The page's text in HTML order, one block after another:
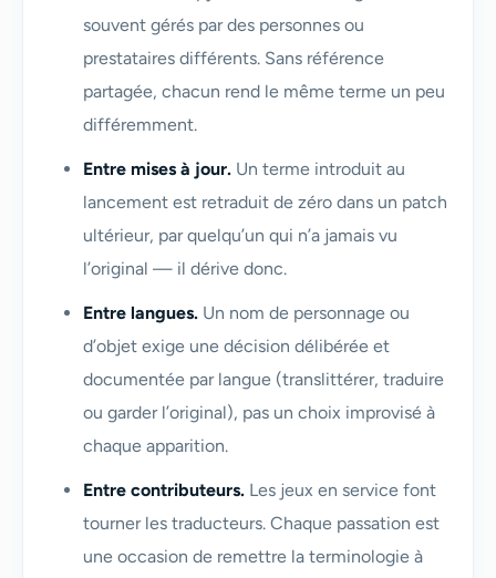
souvent gérés par des personnes ou
prestataires différents. Sans référence
partagée, chacun rend le même terme un peu
différemment.
Entre mises à jour. Un terme introduit au
lancement est retraduit de zéro dans un patch
ultérieur, par quelqu’un qui n’a jamais vu
l’original — il dérive donc.
Entre langues. Un nom de personnage ou
d’objet exige une décision délibérée et
documentée par langue (translittérer, traduire
ou garder l’original), pas un choix improvisé à
chaque apparition.
Entre contributeurs. Les jeux en service font
tourner les traducteurs. Chaque passation est
une occasion de remettre la terminologie à